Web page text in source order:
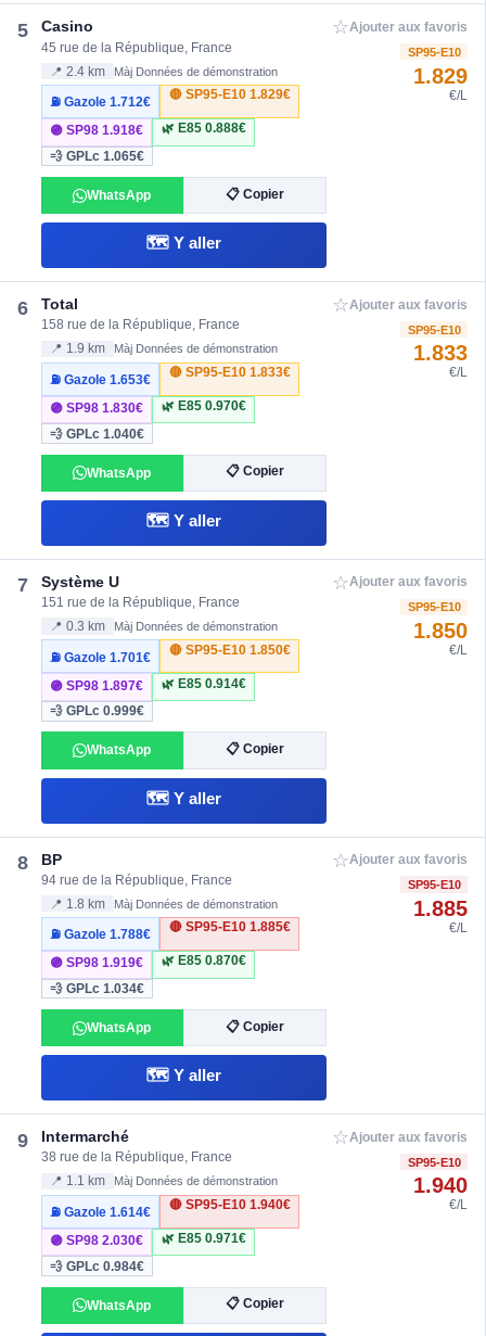
5 Casino
45 rue de la République, France
📍 2.4 km Màj Données de démonstration
⛽ Gazole1.712€
🔴 SP95-E10 1.829€
🟣 SP981.918€ 🌿 E85 0.888€
💨 GPLc1.065€
WhatsApp 📋 Copier
🗺️ Y aller
☆Ajouter aux favoris
SP95-E10
1.829
€/L
6 Total
158 rue de la République, France
📍 1.9 km Màj Données de démonstration
⛽ Gazole1.653€
🔴 SP95-E10 1.833€
🟣 SP981.830€ 🌿 E85 0.970€
💨 GPLc1.040€
WhatsApp 📋 Copier
🗺️ Y aller
☆Ajouter aux favoris
SP95-E10
1.833
€/L
7 Système U
151 rue de la République, France
📍 0.3 km Màj Données de démonstration
⛽ Gazole1.701€
🔴 SP95-E10 1.850€
🟣 SP981.897€ 🌿 E85 0.914€
💨 GPLc0.999€
WhatsApp 📋 Copier
🗺️ Y aller
☆Ajouter aux favoris
SP95-E10
1.850
€/L
8 BP
94 rue de la République, France
📍 1.8 km Màj Données de démonstration
⛽ Gazole1.788€
🔴 SP95-E10 1.885€
🟣 SP981.919€ 🌿 E85 0.870€
💨 GPLc1.034€
WhatsApp 📋 Copier
🗺️ Y aller
☆Ajouter aux favoris
SP95-E10
1.885
€/L
9 Intermarché
38 rue de la République, France
📍 1.1 km Màj Données de démonstration
⛽ Gazole1.614€
🔴 SP95-E10 1.940€
🟣 SP982.030€ 🌿 E85 0.971€
💨 GPLc0.984€
WhatsApp 📋 Copier
☆Ajouter aux favoris
SP95-E10
1.940
€/L